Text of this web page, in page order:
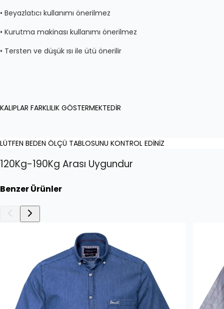
• Beyazlatıcı kullanımı önerilmez
• Kurutma makinası kullanımı önerilmez
• Tersten ve düşük ısı ile ütü önerilir
KALIPLAR FARKLILIK GÖSTERMEKTEDİR
LÜTFEN BEDEN ÖLÇÜ TABLOSUNU KONTROL EDİNİZ
120Kg-190Kg Arası Uygundur
Benzer Ürünler